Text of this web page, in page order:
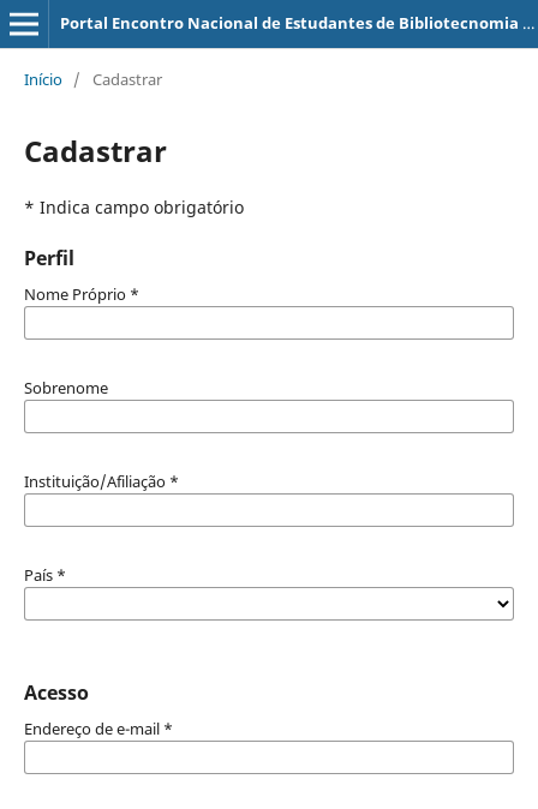
Portal Encontro Nacional de Estudantes de Bibliotecnomia e Documentação
Início / Cadastrar
Cadastrar
* Indica campo obrigatório
Perfil
Nome Próprio *
Sobrenome
Instituição/Afiliação *
País *
Acesso
Endereço de e-mail *